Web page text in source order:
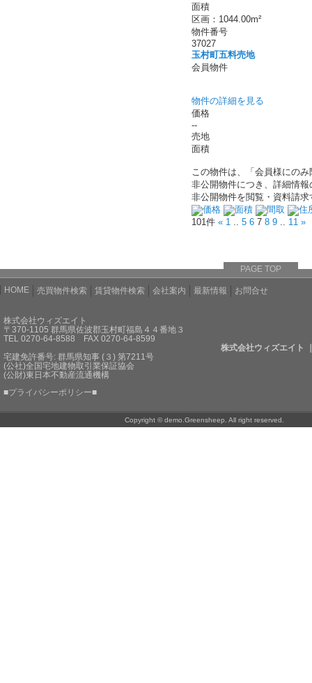
面積
区画：1044.00m²
物件番号
37027
玉村町五料売地
会員物件
物件の詳細を見る
価格
--
売地
面積
この物件は、「会員様にの
非公開物件につき、詳細情
非公開物件を閲覧・資料請
価格
面積 間取
住
101件 « 1 5 6 7 8 9 11 »
PAGE TOP
HOME 売買物件検索 賃貸物件検索 会社案内 最新情報 お問合せ
株式会社ウィズエイト
〒370-1105 群馬県佐波郡玉村町福島４４番地３
TEL 0270-64-8588 FAX 0270-64-8599
株式会社ウィズエイト
宅建免許番号: 群馬県知事 (３) 第7211号
(公社)全国宅地建物取引業保証協会
(公財)東日本不動産流通機構
■プライバシーポリシー■
Copyright © demo.Greensheep. All right reserved.